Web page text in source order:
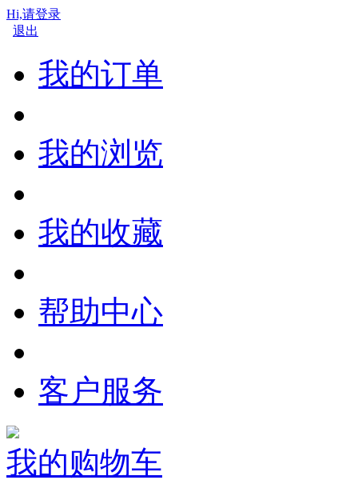
Hi,请登录
退出
我的订单
我的浏览
我的收藏
帮助中心
客户服务
我的购物车